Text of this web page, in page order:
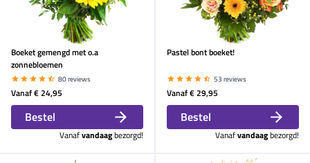
Boeket gemengd met o.a
zonnebloemen
80 reviews
Vanaf€ 24,95
Bestel
Vanafvandaagbezorgd!
Pastel bont boeket!
53 reviews
Vanaf€ 29,95
Bestel
Vanafvandaagbezorgd!